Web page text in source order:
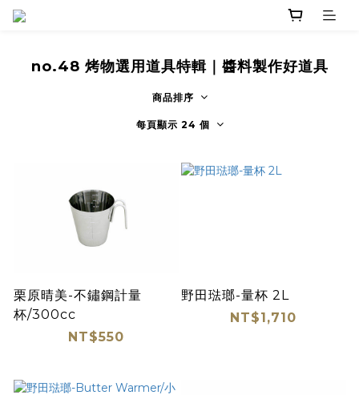
no.48 烤物選用道具特輯｜醬料製作好道具
商品排序
每頁顯示 24 個
栗原晴美-不鏽鋼計量
杯/300cc
NT$550
野田琺瑯-量杯 2L
NT$1,710